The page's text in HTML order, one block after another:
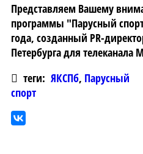
Представляем Вашему
программы "Парусный
года, созданный PR-
Петербурга для телеканала
теги: ЯКСПб, Парусный
спорт